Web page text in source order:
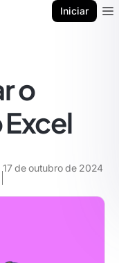
Iniciar
o
17 de outubro de 2024